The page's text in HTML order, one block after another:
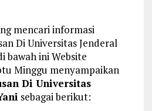
mencari informasi
Di Universitas Jenderal
bawah ini Website
Minggu menyampaikan
Di Universitas
sebagai berikut: